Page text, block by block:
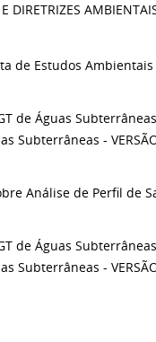
DIRETRIZES
de Estudos Ambientais
de Águas
- VERSÃO
Análise de Perfil de
de Águas